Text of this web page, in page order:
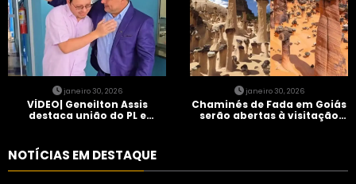
janeiro 30, 2026
VÍDEO| Geneilton Assis
destaca união do PL e
janeiro 30, 2026
Chaminés de Fada em Goiás
serão abertas à visitação
NOTÍCIAS EM DESTAQUE